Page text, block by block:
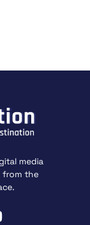
media
from the